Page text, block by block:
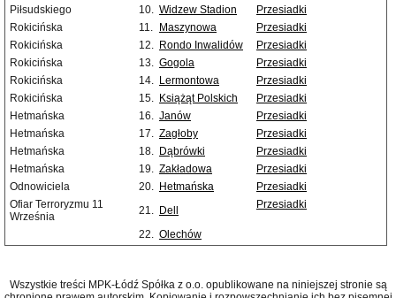
Piłsudskiego
10. Widzew Stadion
Przesiadki
Rokicińska
11. Maszynowa
Przesiadki
Rokicińska
12. Rondo Inwalidów
Przesiadki
Rokicińska
13. Gogola
Przesiadki
Rokicińska
14. Lermontowa
Przesiadki
Rokicińska
15. Książąt Polskich
Przesiadki
Hetmańska
16. Janów
Przesiadki
Hetmańska
17. Zagłoby
Przesiadki
Hetmańska
18. Dąbrówki
Przesiadki
Hetmańska
19. Zakładowa
Przesiadki
Odnowiciela
20. Hetmańska
Przesiadki
Ofiar Terroryzmu 11
Września
21. Dell Przesiadki
22. Olechów
Wszystkie treści MPK-Łódź Spółka z o.o. opublikowane na niniejszej stronie są